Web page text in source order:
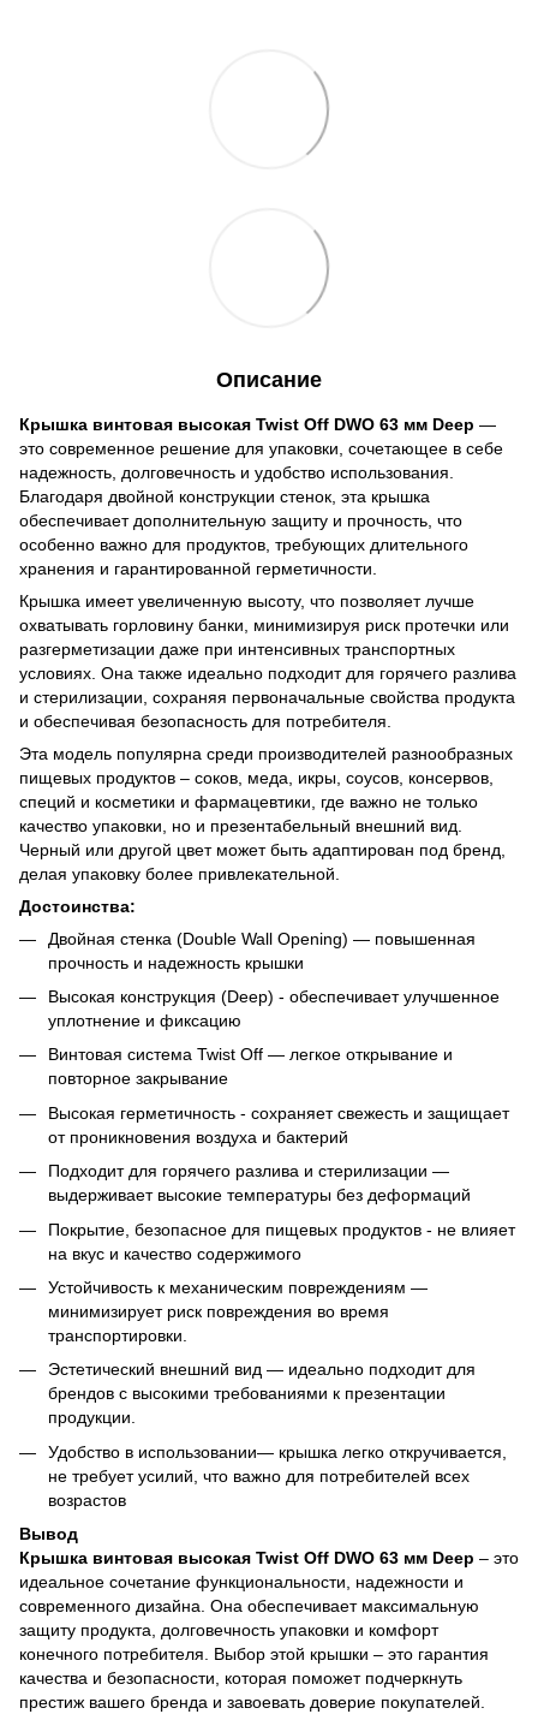
Описание
Крышка винтовая высокая Twist Off DWO 63 мм Deep —
это современное решение для упаковки, сочетающее в себе
надежность, долговечность и удобство использования.
Благодаря двойной конструкции стенок, эта крышка
обеспечивает дополнительную защиту и прочность, что
особенно важно для продуктов, требующих длительного
хранения и гарантированной герметичности.
Крышка имеет увеличенную высоту, что позволяет лучше
охватывать горловину банки, минимизируя риск протечки или
разгерметизации даже при интенсивных транспортных
условиях. Она также идеально подходит для горячего разлива
и стерилизации, сохраняя первоначальные свойства продукта
и обеспечивая безопасность для потребителя.
Эта модель популярна среди производителей разнообразных
пищевых продуктов – соков, меда, икры, соусов, консервов,
специй и косметики и фармацевтики, где важно не только
качество упаковки, но и презентабельный внешний вид.
Черный или другой цвет может быть адаптирован под бренд,
делая упаковку более привлекательной.
Достоинства:
Двойная стенка (Double Wall Opening) — повышенная
прочность и надежность крышки
Высокая конструкция (Deep) - обеспечивает улучшенное
уплотнение и фиксацию
Винтовая система Twist Off — легкое открывание и
повторное закрывание
Высокая герметичность - сохраняет свежесть и защищает
от проникновения воздуха и бактерий
Подходит для горячего разлива и стерилизации —
выдерживает высокие температуры без деформаций
Покрытие, безопасное для пищевых продуктов - не влияет
на вкус и качество содержимого
Устойчивость к механическим повреждениям —
минимизирует риск повреждения во время
транспортировки.
Эстетический внешний вид — идеально подходит для
брендов с высокими требованиями к презентации
продукции.
Удобство в использовании— крышка легко откручивается,
не требует усилий, что важно для потребителей всех
возрастов
Вывод
Крышка винтовая высокая Twist Off DWO 63 мм Deep – это
идеальное сочетание функциональности, надежности и
современного дизайна. Она обеспечивает максимальную
защиту продукта, долговечность упаковки и комфорт
конечного потребителя. Выбор этой крышки – это гарантия
качества и безопасности, которая поможет подчеркнуть
престиж вашего бренда и завоевать доверие покупателей.